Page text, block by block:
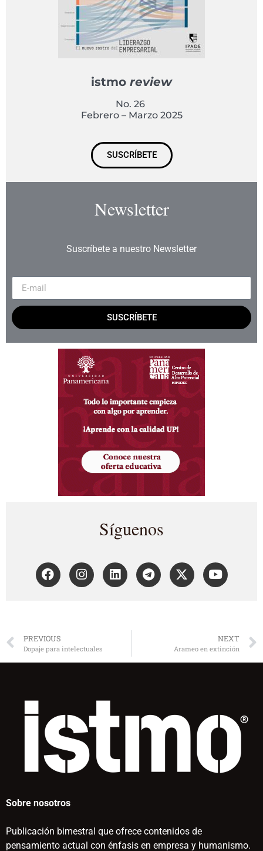
istmo review
No. 26
Febrero – Marzo 2025
SUSCRÍBETE
Newsletter
Suscríbete a nuestro Newsletter
SUSCRÍBETE
Síguenos
PREVIOUS
Dopaje para intelectuales
NEXT
Arameo en extinción
Sobre nosotros
Publicación bimestral que ofrece contenidos de
pensamiento actual con énfasis en empresa y humanismo.